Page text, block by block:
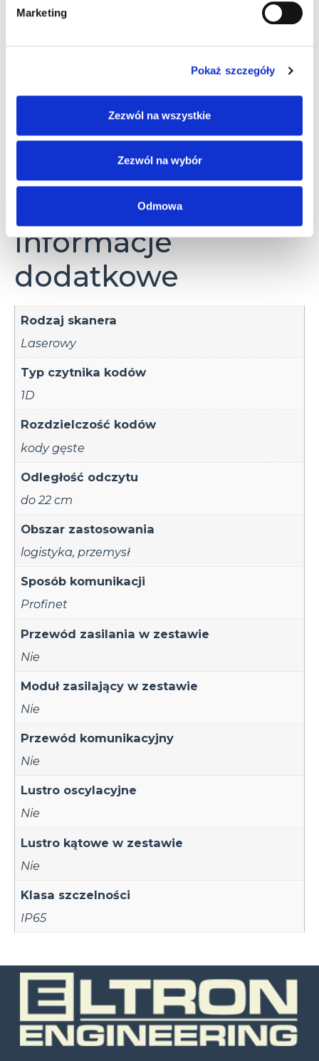
Marketing
Pokaż szczegóły
Zezwól na wszystkie
Zezwól na wybór
Odmowa
Sposób komunikacji
Profinet
Informacje dodatkowe Akcesoria
Informacje
dodatkowe
Rodzaj skanera
Laserowy
Typ czytnika kodów
1D
Rozdzielczość kodów
kody gęste
Odległość odczytu
do 22 cm
Obszar zastosowania
logistyka,przemysł
Sposób komunikacji
Profinet
Przewód zasilania w zestawie
Nie
Moduł zasilający w zestawie
Nie
Przewód komunikacyjny
Nie
Lustro oscylacyjne
Nie
Lustro kątowe w zestawie
Nie
Klasa szczelności
IP65